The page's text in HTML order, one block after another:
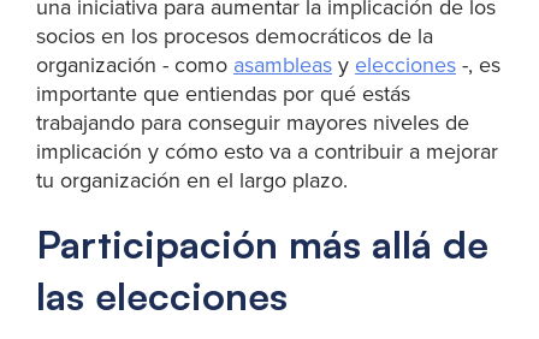
una iniciativa para aumentar la implicación de los
socios en los procesos democráticos de la
organización - como asambleasy elecciones-, es
importante que entiendas por qué estás
trabajando para conseguir mayores niveles de
implicación y cómo esto va a contribuir a mejorar
tu organización en el largo plazo.
Participación más allá de
las elecciones